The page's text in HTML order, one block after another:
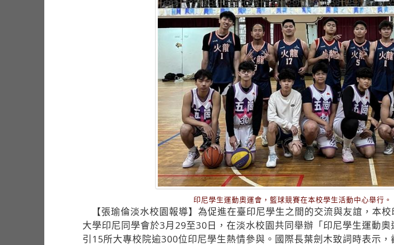
印尼學生運動奧運會，籃球競賽在本校學生活動中心舉行。
【張瑜倫淡水校園報導】為促進在臺印尼學生之間的交流與友誼，本
大學印尼同學會於3月29至30日，在淡水校園共同舉辦「印尼學生運
引15所大專校院逾300位印尼學生熱情參與。國際長葉劍木致詞時表示